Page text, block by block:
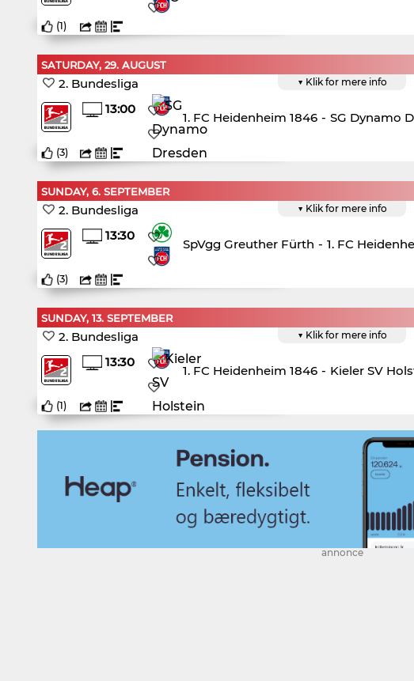
(1)
SATURDAY, 29. AUGUST
▼ Klik for mere info
2. Bundesliga
13:00
1. FC Heidenheim 1846 - SG Dynamo
(3)
SUNDAY, 6. SEPTEMBER
▼ Klik for mere info
2. Bundesliga
13:30
SpVgg Greuther Fürth - 1. FC
(3)
SUNDAY, 13. SEPTEMBER
▼ Klik for mere info
2. Bundesliga
13:30
1. FC Heidenheim 1846 - Kieler SV
(1)
annonce